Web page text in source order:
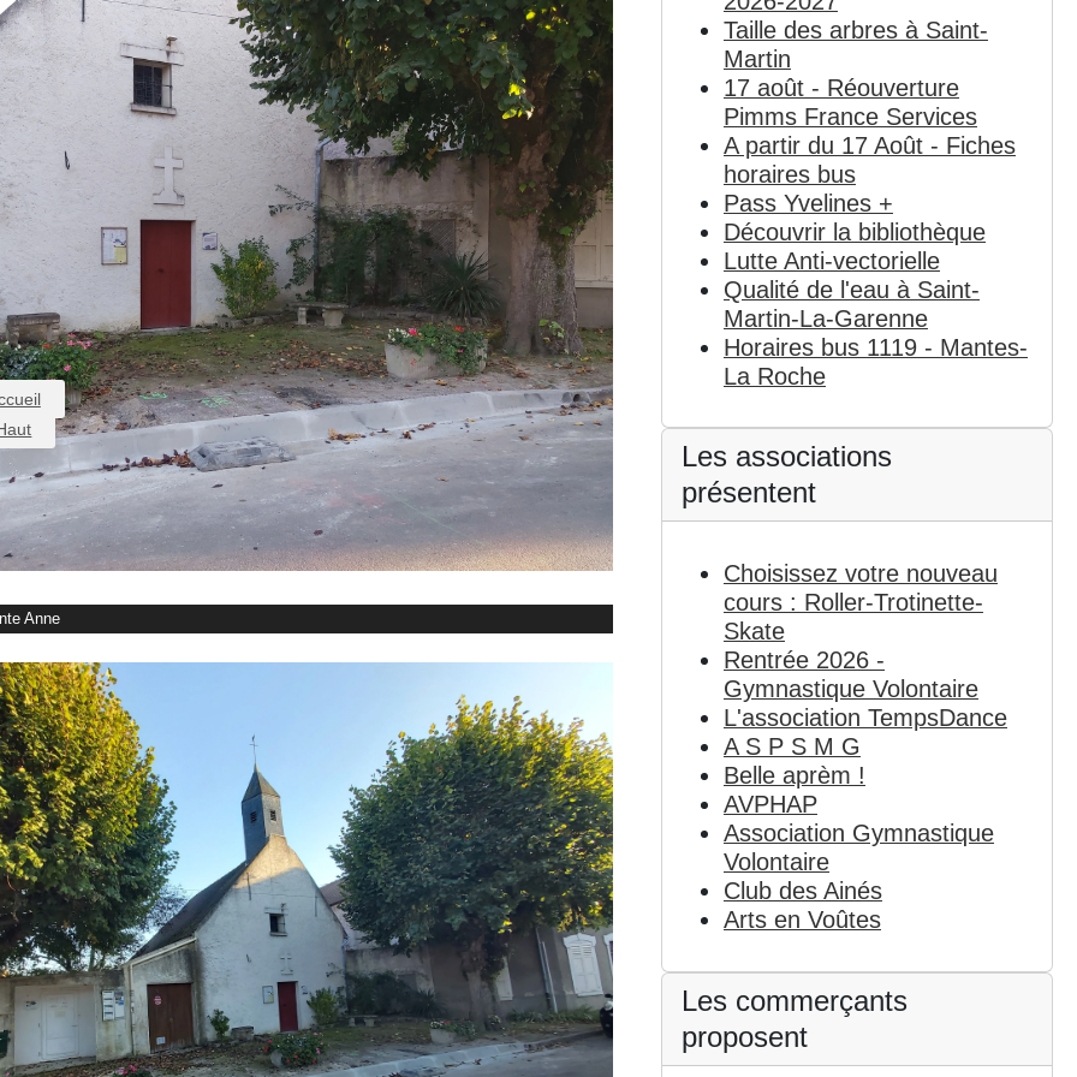
Anne
Taille des arbres à Saint-
Martin
17 août - Réouverture
Pimms France Services
A partir du 17 Août - Fiches
horaires bus
Pass Yvelines +
Découvrir la bibliothèque
Lutte Anti-vectorielle
Qualité de l'eau à Saint-
Martin-La-Garenne
Horaires bus 1119 - Mantes-
La Roche
Les associations
présentent
Choisissez votre nouveau
cours : Roller-Trotinette-
Skate
Rentrée 2026 -
Gymnastique Volontaire
L'association TempsDance
A S P S M G
Belle aprèm !
AVPHAP
Association Gymnastique
Volontaire
Club des Ainés
Arts en Voûtes
Les commerçants
proposent